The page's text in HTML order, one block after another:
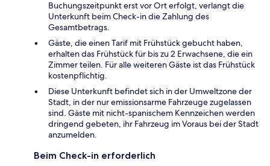
Buchungszeitpunkt erst vor Ort erfolgt, verlangt die
Unterkunft beim Check-in die Zahlung des
Gesamtbetrags.
Gäste, die einen Tarif mit Frühstück gebucht haben,
erhalten das Frühstück für bis zu 2 Erwachsene, die ein
Zimmer teilen. Für alle weiteren Gäste ist das Frühstück
kostenpflichtig.
Diese Unterkunft befindet sich in der Umweltzone der
Stadt, in der nur emissionsarme Fahrzeuge zugelassen
sind. Gäste mit nicht-spanischem Kennzeichen werden
dringend gebeten, ihr Fahrzeug im Voraus bei der Stadt
anzumelden.
Beim Check-in erforderlich